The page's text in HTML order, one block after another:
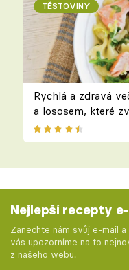
TĚSTOVINY
Rychlá a zdravá
a lososem, které
Nejlepší recepty
Zanechte nám svůj e-mail
vás upozorníme na to
z našeho webu.